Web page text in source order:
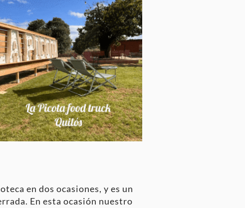
en dos ocasiones, y es un
En esta ocasión nuestro